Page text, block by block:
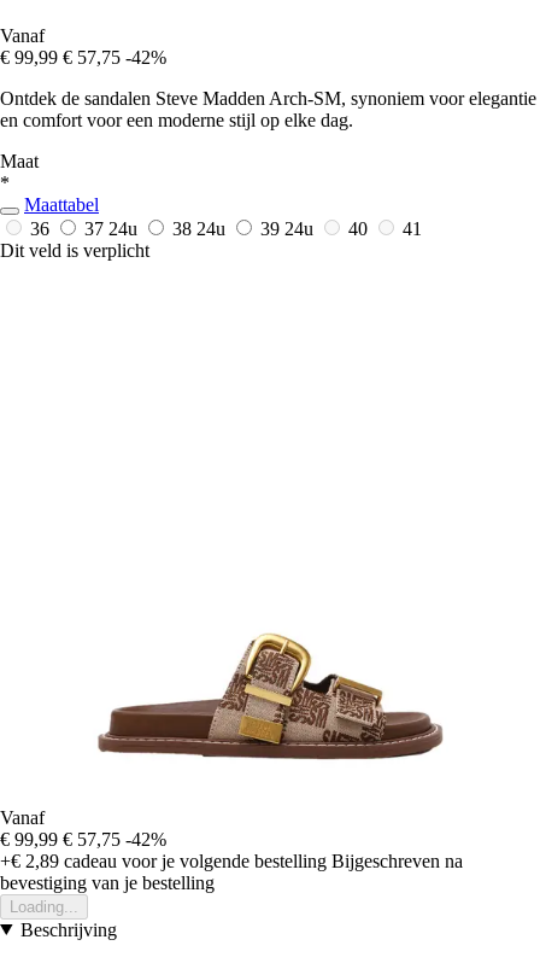
Vanaf
€ 99,99 € 57,75 -42%
Ontdek de sandalen Steve Madden Arch-SM, synoniem voor elegantie
en comfort voor een moderne stijl op elke dag.
Maat
*
Maattabel
36
37 24u 38 24u 39 24u 40
41
Dit veld is verplicht
Vanaf
€ 99,99 € 57,75 -42%
+€ 2,89 cadeau voor je volgende bestelling Bijgeschreven na
bevestiging van je bestelling
Loading...
Beschrijving